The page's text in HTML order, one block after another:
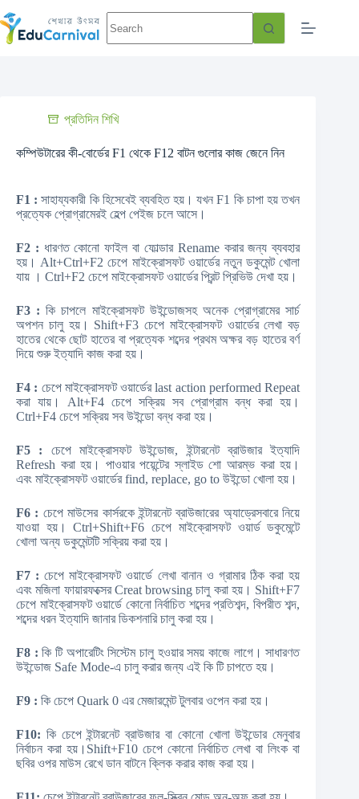
প্রতিদিন শিখি
কম্পিউটারের কী-বোর্ডের F1 থেকে F12 বাটন গুলোর কাজ জেনে নিন
F1 : সাহায্যকারী কি হিসেবেই ব্যবহিত হয়। যখন F1 কি চাপা হয় তখন
প্রত্যেক প্রোগ্রামেরই হেল্প পেইজ চলে আসে।
F2 : ধারণত কোনো ফাইল বা ফোল্ডার Rename করার জন্য ব্যবহার
হয়। Alt+Ctrl+F2 চেপে মাইক্রোসফট ওয়ার্ডের নতুন ডকুমেন্ট খোলা
যায় । Ctrl+F2 চেপে মাইক্রোসফট ওয়ার্ডের প্রিন্ট প্রিভিউ দেখা হয়।
F3 : কি চাপলে মাইক্রোসফট উইন্ডোজসহ অনেক প্রোগ্রামের সার্চ
অপশন চালু হয়। Shift+F3 চেপে মাইক্রোসফট ওয়ার্ডের লেখা বড়
হাতের থেকে ছোট হাতের বা প্রত্যেক শব্দের প্রথম অক্ষর বড় হাতের বর্ণ
দিয়ে শুরু ইত্যাদি কাজ করা হয়।
F4 : চেপে মাইক্রোসফট ওয়ার্ডের last action performed Repeat
করা যায়। Alt+F4 চেপে সক্রিয় সব প্রোগ্রাম বন্ধ করা হয়।
Ctrl+F4 চেপে সক্রিয় সব উইন্ডো বন্ধ করা হয়।
F5 : চেপে মাইক্রোসফট উইন্ডোজ, ইন্টারনেট ব্রাউজার ইত্যাদি
Refresh করা হয়। পাওয়ার পয়েন্টের স্লাইড শো আরম্ভ করা হয়।
এবং মাইক্রোসফট ওয়ার্ডের find, replace, go to উইন্ডো খোলা হয়।
F6 : চেপে মাউসের কার্সরকে ইন্টারনেট ব্রাউজারের অ্যাড্রেসবারে নিয়ে
যাওয়া হয়। Ctrl+Shift+F6 চেপে মাইক্রোসফট ওয়ার্ড ডকুমেন্টে
খোলা অন্য ডকুমেন্টটি সক্রিয় করা হয়।
F7 : চেপে মাইক্রোসফট ওয়ার্ডে লেখা বানান ও গ্রামার ঠিক করা হয়
এবং মজিলা ফায়ারফক্সের Creat browsing চালু করা হয়। Shift+F7
চেপে মাইক্রোসফট ওয়ার্ডে কোনো নির্বাচিত শব্দের প্রতিশব্দ, বিপরীত শব্দ,
শব্দের ধরন ইত্যাদি জানার ডিকশনারি চালু করা হয়।
F8 : কি টি অপারেটিং সিস্টেম চালু হওয়ার সময় কাজে লাগে। সাধারণত
উইন্ডোজ Safe Mode-এ চালু করার জন্য এই কি টি চাপতে হয়।
F9 : কি চেপে Quark 0 এর মেজারমেন্ট টুলবার ওপেন করা হয়।
F10: কি চেপে ইন্টারনেট ব্রাউজার বা কোনো খোলা উইন্ডোর মেনুবার
নির্বাচন করা হয়।Shift+F10 চেপে কোনো নির্বাচিত লেখা বা লিংক বা
ছবির ওপর মাউস রেখে ডান বাটনে ক্লিক করার কাজ করা হয়।